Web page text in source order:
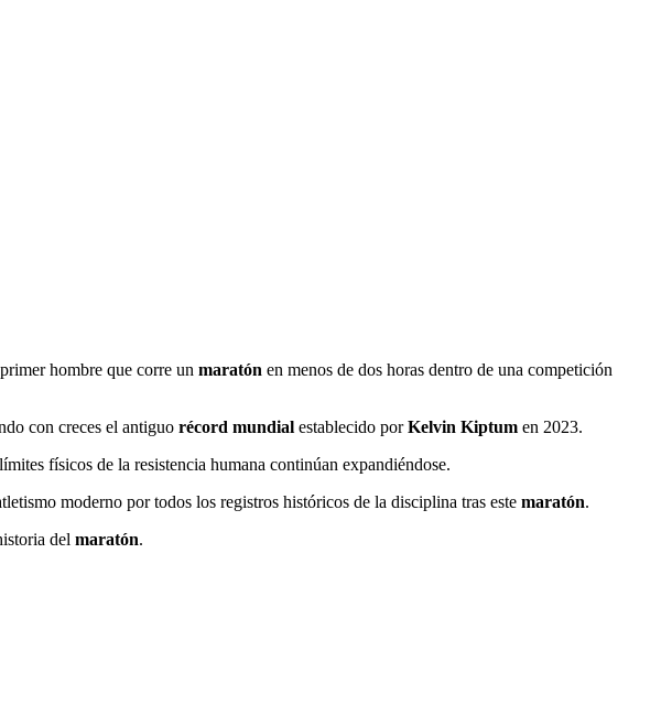
hombre que corre un maratón en menos de dos horas dentro de una competición
con creces el antiguo récord mundial establecido porKelvin Kiptum en 2023.
físicos de la resistencia humana continúan expandiéndose.
moderno por todos los registros históricos de la disciplina tras este maratón.
del maratón.